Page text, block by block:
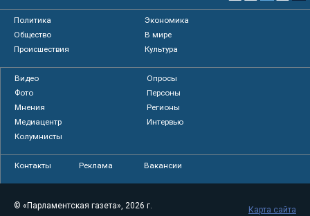
Политика
Экономика
Общество
В мире
Происшествия
Культура
Видео
Опросы
Фото
Персоны
Мнения
Регионы
Медиацентр
Интервью
Колумнисты
Контакты Реклама Вакансии
© «Парламентская газета», 2026 г.
Карта сайта